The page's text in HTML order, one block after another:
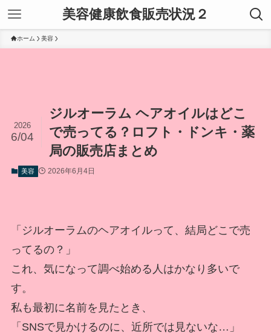
美容健康飲食販売状況２
ホーム 美容
ジルオーラム ヘアオイルはどこ
で売ってる？ロフト・ドンキ・薬
局の販売店まとめ
2026
6/04
美容 2026年6月4日
「ジルオーラムのヘアオイルって、結局どこで売
ってるの？」
これ、気になって調べ始める人はかなり多いで
す。
私も最初に名前を見たとき、
「SNSで見かけるのに、近所では見ないな…」